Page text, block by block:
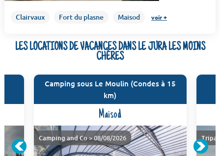
Clairvaux Fort du plasne Maisod voir +
LES LOCATIONS DE VACANCES DANS LE JURA LES MOINS
CHÈRES
Camping sous Le Moulin (Condes à 15
km)
Maisod
Camping and Co> 08/08/2026